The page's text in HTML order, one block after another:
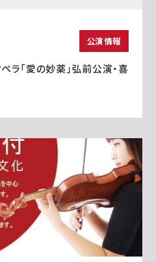
公演情報
ラ「愛の妙薬」弘前公演・喜